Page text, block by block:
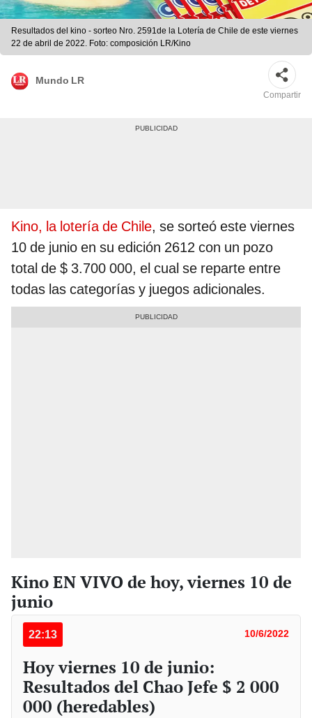
Resultados del kino - sorteo Nro. 2591de la Lotería de Chile de este viernes
22 de abril de 2022. Foto: composición LR/Kino
Mundo LR
Compartir
Kino, la lotería de Chile, se sorteó este viernes
10 de junio en su edición 2612 con un pozo
total de $ 3.700 000, el cual se reparte entre
todas las categorías y juegos adicionales.
Kino EN VIVO de hoy, viernes 10 de
junio
22:13 10/6/2022
Hoy viernes 10 de junio:
Resultados del Chao Jefe $ 2 000
000 (heredables)